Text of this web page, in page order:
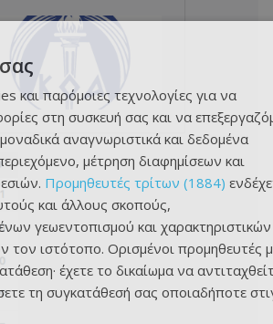
και παρόμοιες τεχνολογίες για να
στη συσκευή σας και να
αναγνωριστικά και δεδομένα
μέτρηση διαφημίσεων και
Προμηθευτές τρίτων (1884)
και άλλους σκοπούς,
γεωεντοπισμού και χαρακτηριστικών
τον ιστότοπο. Ορισμένοι προμηθευτές
έχετε το δικαίωμα να
τη συγκατάθεσή σας οποιαδήποτε